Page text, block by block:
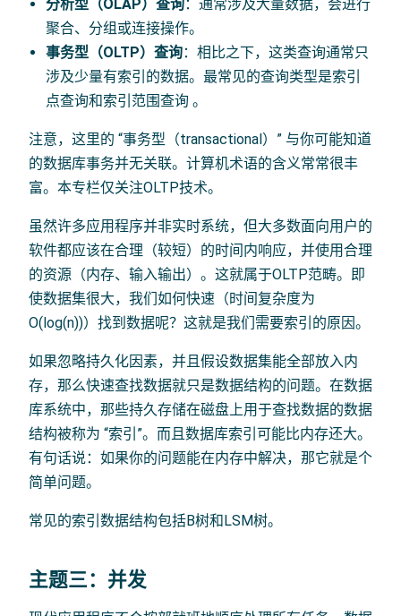
分析型（OLAP）查询：通常涉及大量数据，会进行
聚合、分组或连接操作。
事务型（OLTP）查询：相比之下，这类查询通常只
涉及少量有索引的数据。最常见的查询类型是索引
点查询和索引范围查询 。
注意，这里的 “事务型（transactional）” 与你可能知道
的数据库事务并无关联。计算机术语的含义常常很丰
富。本专栏仅关注OLTP技术。
虽然许多应用程序并非实时系统，但大多数面向用户的
软件都应该在合理（较短）的时间内响应，并使用合理
的资源（内存、输入输出）。这就属于OLTP范畴。即
使数据集很大，我们如何快速（时间复杂度为
O(log(n))）找到数据呢？这就是我们需要索引的原因。
如果忽略持久化因素，并且假设数据集能全部放入内
存，那么快速查找数据就只是数据结构的问题。在数据
库系统中，那些持久存储在磁盘上用于查找数据的数据
结构被称为 “索引”。而且数据库索引可能比内存还大。
有句话说：如果你的问题能在内存中解决，那它就是个
简单问题。
常见的索引数据结构包括B树和LSM树。
主题三：并发